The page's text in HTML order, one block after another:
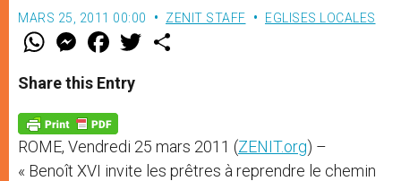
MARS 25, 2011 00:00 ZENIT STAFF EGLISES LOCALES
W
t
s
p
p
M
e
s
e
g
e
r
F
a
e
b
o
k
w
Share this Entry
ROME, Vendredi 25 mars 2011 (ZENIT.org) –
« Benoît XVI invite les prêtres à reprendre le chemin